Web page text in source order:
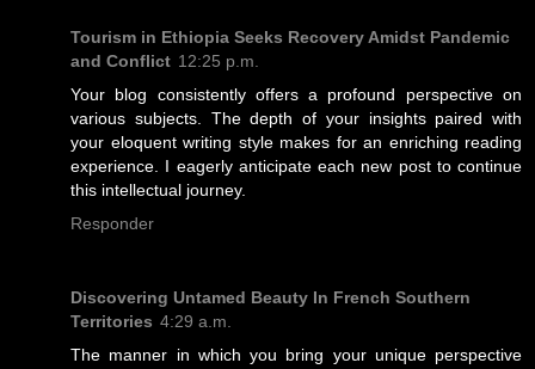
Tourism in Ethiopia Seeks Recovery Amidst Pandemic
and Conflict 12:25 p.m.
Your blog consistently offers a profound perspective on
various subjects. The depth of your insights paired with
your eloquent writing style makes for an enriching reading
experience. I eagerly anticipate each new post to continue
this intellectual journey.
Responder
Discovering Untamed Beauty In French Southern
Territories 4:29 a.m.
The manner in which you bring your unique perspective